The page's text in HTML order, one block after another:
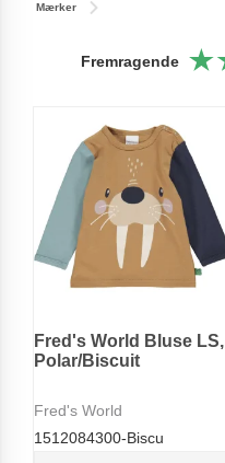
Mærker
Fremragende
Fred's World Bluse LS,
Polar/Biscuit
Fred's World
1512084300-Biscu